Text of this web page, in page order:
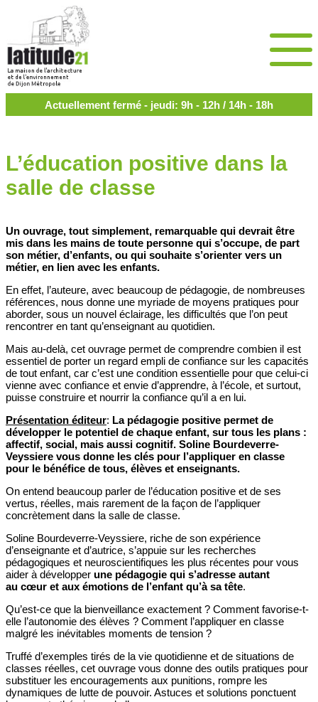
Actuellement fermé - jeudi: 9h - 12h / 14h - 18h
L’éducation positive dans la
salle de classe
Un ouvrage, tout simplement, remarquable qui devrait être
mis dans les mains de toute personne qui s’occupe, de part
son métier, d’enfants, ou qui souhaite s’orienter vers un
métier, en lien avec les enfants.
En effet, l’auteure, avec beaucoup de pédagogie, de nombreuses
références, nous donne une myriade de moyens pratiques pour
aborder, sous un nouvel éclairage, les difficultés que l’on peut
rencontrer en tant qu’enseignant au quotidien.
Mais au-delà, cet ouvrage permet de comprendre combien il est
essentiel de porter un regard empli de confiance sur les capacités
de tout enfant, car c’est une condition essentielle pour que celui-ci
vienne avec confiance et envie d’apprendre, à l’école, et surtout,
puisse construire et nourrir la confiance qu’il a en lui.
Présentation éditeur: La pédagogie positive permet de
développer le potentiel de chaque enfant, sur tous les plans :
affectif, social, mais aussi cognitif. Soline Bourdeverre-
Veyssiere vous donne les clés pour l’appliquer en classe
pour le bénéfice de tous, élèves et enseignants.
On entend beaucoup parler de l’éducation positive et de ses
vertus, réelles, mais rarement de la façon de l’appliquer
concrètement dans la salle de classe.
Soline Bourdeverre-Veyssiere, riche de son expérience
d’enseignante et d’autrice, s’appuie sur les recherches
pédagogiques et neuroscientifiques les plus récentes pour vous
aider à développer une pédagogie qui s’adresse autant
au cœur et aux émotions de l’enfant qu’à sa tête.
Qu’est-ce que la bienveillance exactement ? Comment favorise-t-
elle l’autonomie des élèves ? Comment l’appliquer en classe
malgré les inévitables moments de tension ?
Truffé d’exemples tirés de la vie quotidienne et de situations de
classes réelles, cet ouvrage vous donne des outils pratiques pour
substituer les encouragements aux punitions, rompre les
dynamiques de lutte de pouvoir. Astuces et solutions ponctuent